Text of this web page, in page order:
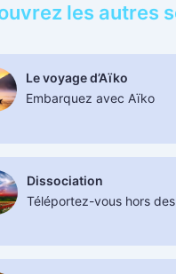
les autres
Le voyage d’Aïko
Embarquez avec Aïko
Dissociation
Téléportez-vous hors